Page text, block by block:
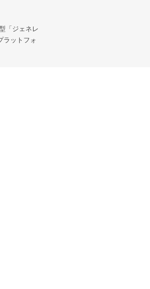
「ジェネレ
ラットフォ